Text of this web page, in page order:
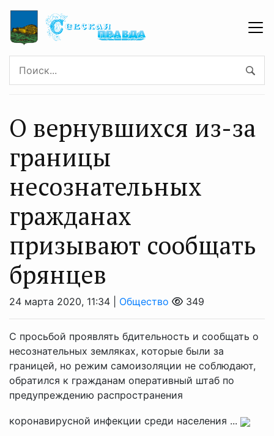
О вернувшихся из-за
границы
несознательных
гражданах
призывают сообщать
брянцев
24 марта 2020, 11:34 | Общество 349
С просьбой проявлять бдительность и сообщать о
несознательных земляках, которые были за
границей, но режим самоизоляции не соблюдают,
обратился к гражданам оперативный штаб по
предупреждению распространения
коронавирусной инфекции среди населения ...